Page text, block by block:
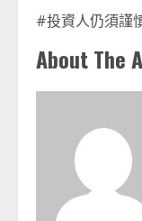
#投資人仍須謹
About The